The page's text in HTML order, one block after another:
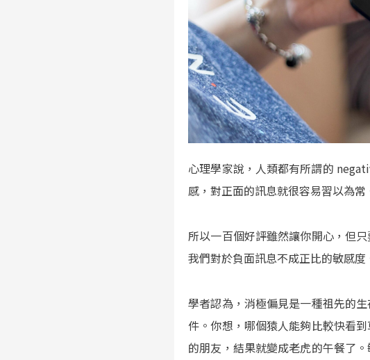
心理學家說，人類都有所謂的
感，對正面的訊息就很容易習以為常
所以一百個好評雖然讓你開心，但
我們對於負面訊息不成正比的敏感度
學者認為，消極偏見是一種祖先的
件。你想，哪個猿人能夠比較快看
的朋友，結果就變成老虎的午餐了